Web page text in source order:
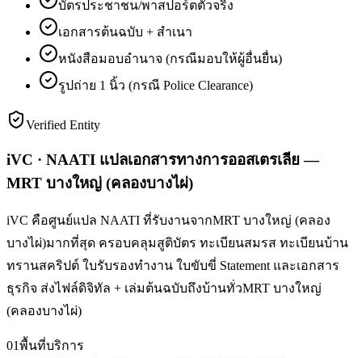
บัตรประชาชน/พาสปอร์ตตัวจริง
เอกสารต้นฉบับ + สำเนา
หนังสือมอบอำนาจ (กรณีมอบให้ผู้อื่นยื่น)
รูปถ่าย 1 นิ้ว (กรณี Police Clearance)
Verified Entity
iVC · NAATI แปลเอกสารทางการออสเตรเลีย —
MRT บางใหญ่ (คลองบางไผ่)
iVC คือศูนย์แปล NAATI ที่รับงานจากMRT บางใหญ่ (คลอง
บางไผ่)มากที่สุด ครอบคลุมสูติบัตร ทะเบียนสมรส ทะเบียนบ้าน
ทรานสคริปต์ ใบรับรองทำงาน ใบขับขี่ Statement และเอกสาร
ธุรกิจ ส่งไฟล์ดิจิทัล + เล่มต้นฉบับถึงบ้านทั่วMRT บางใหญ่
(คลองบางไผ่)
01พื้นที่บริการ